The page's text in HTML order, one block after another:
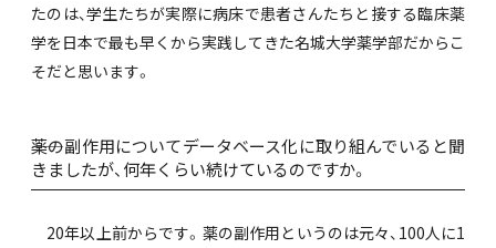
たのは、学生たちが実際に病床で患者さんたちと接する臨床薬
学を日本で最も早くから実践してきた名城大学薬学部だからこ
そだと思います。
――薬の副作用についてデータベース化に取り組んでいると聞
きましたが、何年くらい続けているのですか。
20年以上前からです。薬の副作用というのは元々、100人に1